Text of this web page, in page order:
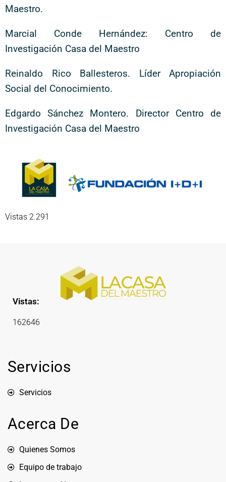
Maestro.
Marcial Conde Hernández: Centro de
Investigación Casa del Maestro
Reinaldo Rico Ballesteros. Líder Apropiación
Social del Conocimiento.
Edgardo Sánchez Montero. Director Centro de
Investigación Casa del Maestro
Vistas 2.291
Vistas:
162646
Servicios
Servicios
Acerca De
Quienes Somos
Equipo de trabajo